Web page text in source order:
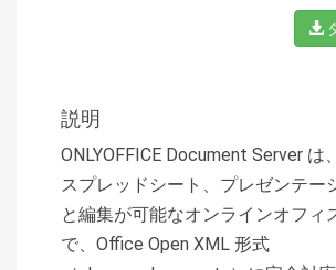
説明
ONLYOFFICE Document Server は
スプレッドシート、プレゼンテー
と編集が可能なオンラインオフィ
で、Office Open XML 形式